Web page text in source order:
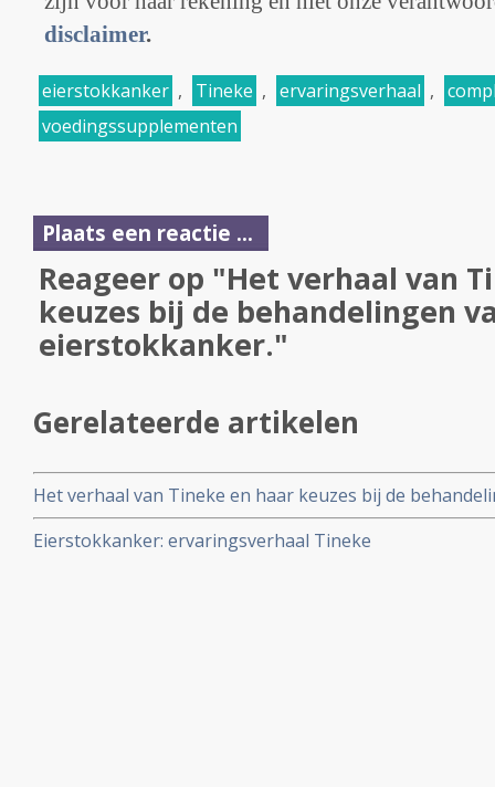
disclaimer.
eierstokkanker , Tineke , ervaringsverhaal ,
voedingssupplementen
Plaats een reactie ...
Reageer op "Het verhaal van
keuzes bij de behandelingen
eierstokkanker."
Gerelateerde artikelen
Het verhaal van Tineke en haar keuzes bij de
Eierstokkanker: ervaringsverhaal Tineke